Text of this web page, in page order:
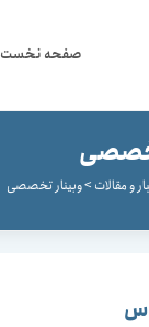
صفحه نخست
و مقالات >وبینار تخصصی